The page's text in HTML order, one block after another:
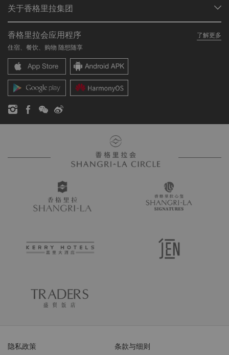
餐厅与酒吧
加入香格里拉会
常见问题
联络我们
关于香格里拉集团
我们的酒店品牌
香格里拉中心
香格里拉公寓
联系方式
职业发展
企业社会责任
新闻稿
香格里拉会应用程序
了解更多
住宿、餐饮、购物 随想随享
隐私政策 条款与细则